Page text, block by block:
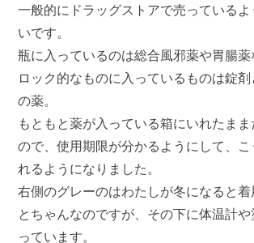
一般的にドラッグストアで売っている
いです。
瓶に入っているのは総合風邪薬や胃腸
ロック的なものに入っているものは錠
の薬。
もともと薬が入っている箱にいれたま
ので、使用期限が分かるようにして、
れるようになりました。
右側のグレーのはわたしが冬になると
とちゃんなのですが、その下に体温計
っています。